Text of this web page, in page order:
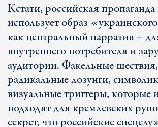
Кстати, российская
использует образ
как центральный нарратив –
внутреннего потребителя и
аудитории. Факельные шествия,
радикальные лозунги,
визуальные триггеры, которые
подходят для кремлевских
секрет, что российские